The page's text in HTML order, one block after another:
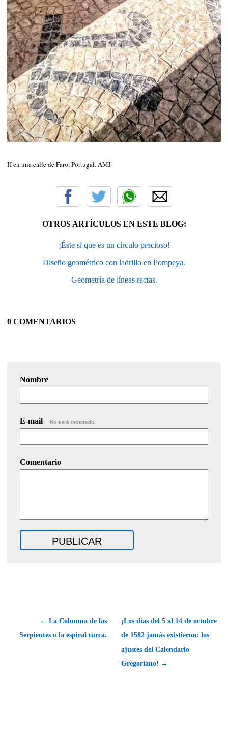
Π en una calle de Faro, Portugal. AMJ
OTROS ARTÍCULOS EN ESTE BLOG:
¡Éste sí que es un círculo precioso!
Diseño geométrico con ladrillo en Pompeya.
Geometría de líneas rectas.
0 COMENTARIOS
Nombre
E-mail No será mostrado.
Comentario
← La Columna de las
Serpientes o la espiral turca.
¡Los días del 5 al 14 de octubre
de 1582 jamás existieron: los
ajustes del Calendario
Gregoriano! →